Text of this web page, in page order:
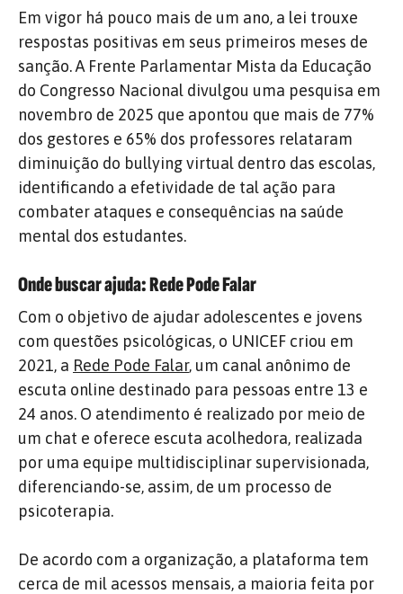
Em vigor há pouco mais de um ano, a lei trouxe
respostas positivas em seus primeiros meses de
sanção. A Frente Parlamentar Mista da Educação
do Congresso Nacional divulgou uma pesquisa em
novembro de 2025 que apontou que mais de 77%
dos gestores e 65% dos professores relataram
diminuição do bullying virtual dentro das escolas,
identificando a efetividade de tal ação para
combater ataques e consequências na saúde
mental dos estudantes.
Onde buscar ajuda: Rede Pode Falar
Com o objetivo de ajudar adolescentes e jovens
com questões psicológicas, o UNICEF criou em
2021, a Rede Pode Falar, um canal anônimo de
escuta online destinado para pessoas entre 13 e
24 anos. O atendimento é realizado por meio de
um chat e oferece escuta acolhedora, realizada
por uma equipe multidisciplinar supervisionada,
diferenciando-se, assim, de um processo de
psicoterapia.
De acordo com a organização, a plataforma tem
cerca de mil acessos mensais, a maioria feita por